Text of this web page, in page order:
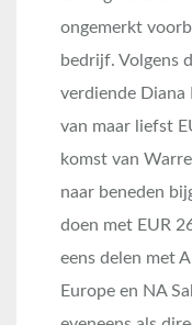
ongemerkt
bedrijf. Volgens
verdiende Diana
van maar liefst
komst van
naar beneden
doen met EUR
eens delen met
Europe en NA